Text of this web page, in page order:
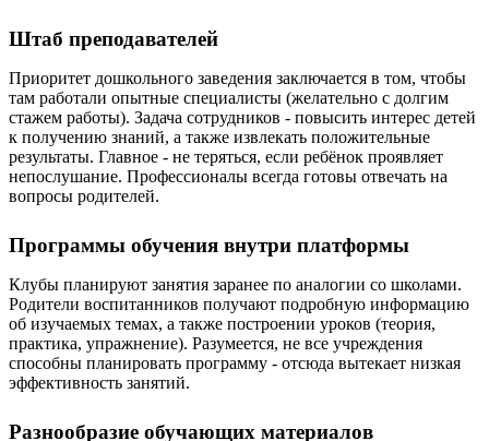
Штаб преподавателей
Приоритет дошкольного заведения заключается в том, чтобы
там работали опытные специалисты (желательно с долгим
стажем работы). Задача сотрудников - повысить интерес детей
к получению знаний, а также извлекать положительные
результаты. Главное - не теряться, если ребёнок проявляет
непослушание. Профессионалы всегда готовы отвечать на
вопросы родителей.
Программы обучения внутри платформы
Клубы планируют занятия заранее по аналогии со школами.
Родители воспитанников получают подробную информацию
об изучаемых темах, а также построении уроков (теория,
практика, упражнение). Разумеется, не все учреждения
способны планировать программу - отсюда вытекает низкая
эффективность занятий.
Разнообразие обучающих материалов